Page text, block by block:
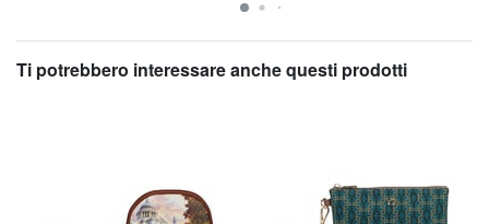
Ti potrebbero interessare anche questi prodotti